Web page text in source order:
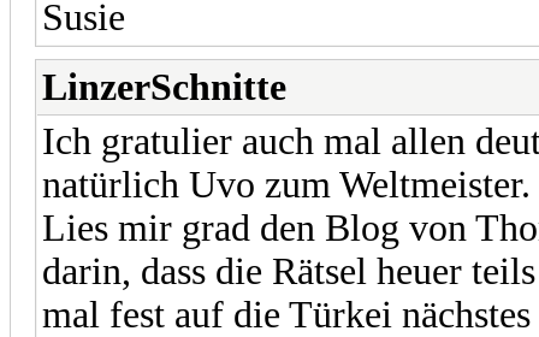
Susie
LinzerSchnitte
Ich gratulier auch mal allen
natürlich Uvo zum
Lies mir grad den Blog von
darin, dass die Rätsel heuer
mal fest auf die Türkei